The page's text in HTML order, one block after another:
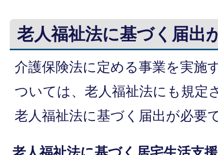
老人福祉法に基づく届出
介護保険法に定める事業を実施
ついては、老人福祉法にも規定
老人福祉法に基づく届出が必要